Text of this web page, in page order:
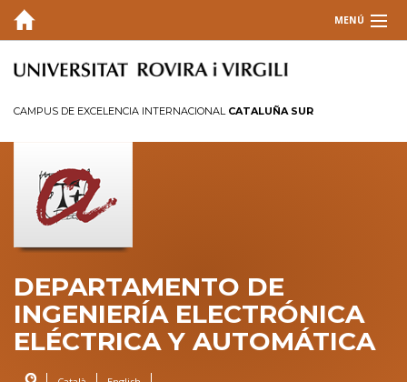
MENÚ
DEPARTAMENTO
INVESTIGACIÓN
Investigación en el DEEEA
ACCESO DIRECTO
INFORMACIONES
CONTACTO
INTRANET
CAMPUS DE EXCELENCIA INTERNACIONAL CATALUÑA SUR
DEPARTAMENTO DE
INGENIERÍA ELECTRÓNICA
ELÉCTRICA Y AUTOMÁTICA